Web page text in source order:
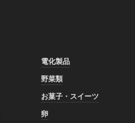
電化製品
野菜類
お菓子・スイーツ
卵